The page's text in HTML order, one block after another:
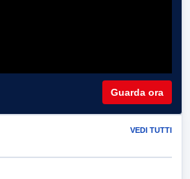
Guarda ora
VEDI TUTTI